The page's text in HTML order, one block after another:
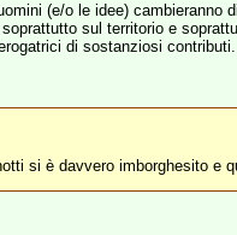
(e/o le idee)
sul territorio e
di sostanziosi
si è davvero imborghesito e